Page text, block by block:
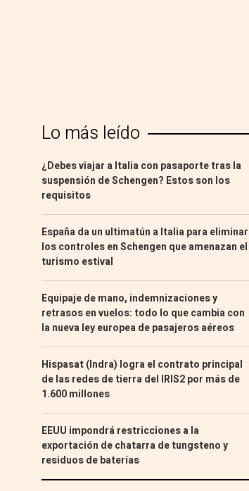
Lo más leído
¿Debes viajar a Italia con pasaporte tras la
suspensión de Schengen? Estos son los
requisitos
España da un ultimatún a Italia para eliminar
los controles en Schengen que amenazan el
turismo estival
Equipaje de mano, indemnizaciones y
retrasos en vuelos: todo lo que cambia con
la nueva ley europea de pasajeros aéreos
Hispasat (Indra) logra el contrato principal
de las redes de tierra del IRIS2 por más de
1.600 millones
EEUU impondrá restricciones a la
exportación de chatarra de tungsteno y
residuos de baterías